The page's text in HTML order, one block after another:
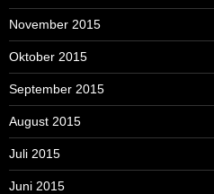
November 2015
Oktober 2015
September 2015
August 2015
Juli 2015
Juni 2015